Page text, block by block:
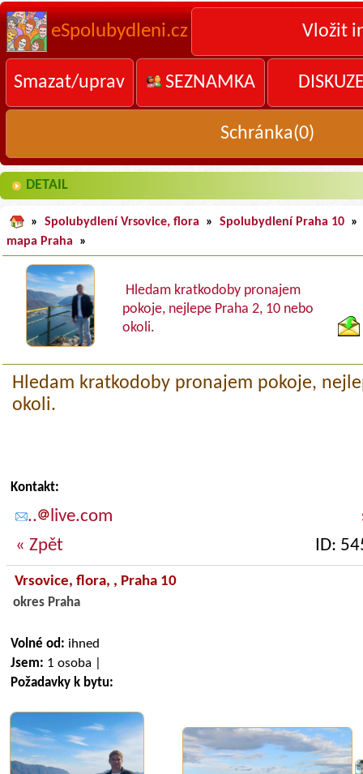
eSpolubydleni.cz Vložit
Smazat/uprav SEZNAMKA
Schránka(0)
DETAIL
» Spolubydlení Vrsovice, flora » Spolubydlení Praha 10 »
mapa Praha
»
Hledam kratkodoby pronajem
pokoje, nejlepe Praha 2, 10 nebo
okoli.
Hledam kratkodoby pronajem pokoje,
okoli.
Kontakt:
.. live.com
« Zpět
ID:
Vrsovice, flora, , Praha 10
okres Praha
Volné od: ihned
Jsem: 1 osoba |
Požadavky k bytu: